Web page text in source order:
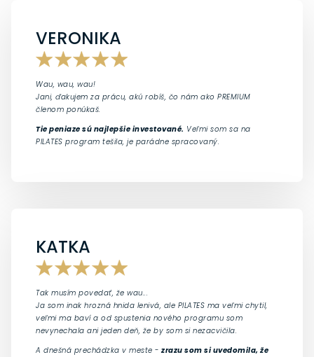
VERONIKA
Wau, wau, wau!
Jani, ďakujem za prácu, akú robíš, čo nám ako PREMIUM
členom ponúkaš.
Tie peniaze sú najlepšie investované. Veľmi som sa na
PILATES program tešila, je parádne spracovaný.
KATKA
Tak musím povedať, že wau...
Ja som inak hrozná hnida lenivá, ale PILATES ma veľmi chytil,
veľmi ma baví a od spustenia nového programu som
nevynechala ani jeden deň, že by som si nezacvičila.
A dnešná prechádzka v meste -zrazu som si uvedomila, že